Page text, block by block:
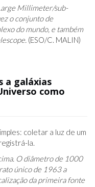
Millimeter/sub-
o conjunto de
do mundo, e também
(ESO/C. MALIN)
a galáxias
como
coletar a luz de um
la.
O diâmetro de 1000
único de 1963 a
da primeira fonte